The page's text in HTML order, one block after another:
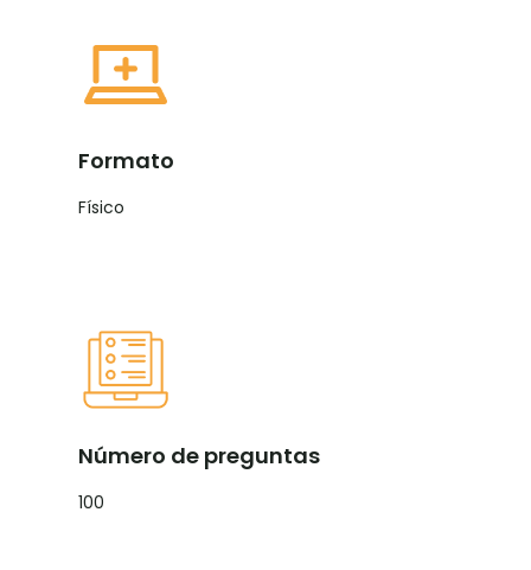
Formato
Físico
Número de preguntas
100